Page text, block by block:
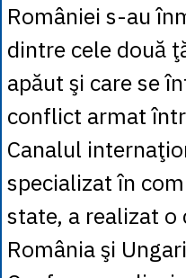
României s-au
dintre cele două
apăut şi care se
conflict armat
Canalul
specializat în
state, a realizat
România şi